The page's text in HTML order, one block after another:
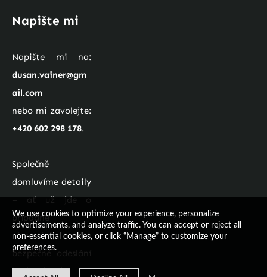
We use cookies to optimize your experience, personalize
advertisements, and analyze traffic. You can accept or reject all
non-essential cookies, or click “Manage” to customize your
preferences.
Napište mi
dusan.vainer@gm
ail.com
+420 602 298 178.
Společně
domluvíme detaily
– ať už jde o
případné
rámování, nebo
bezpečné odeslání
k vám domů.